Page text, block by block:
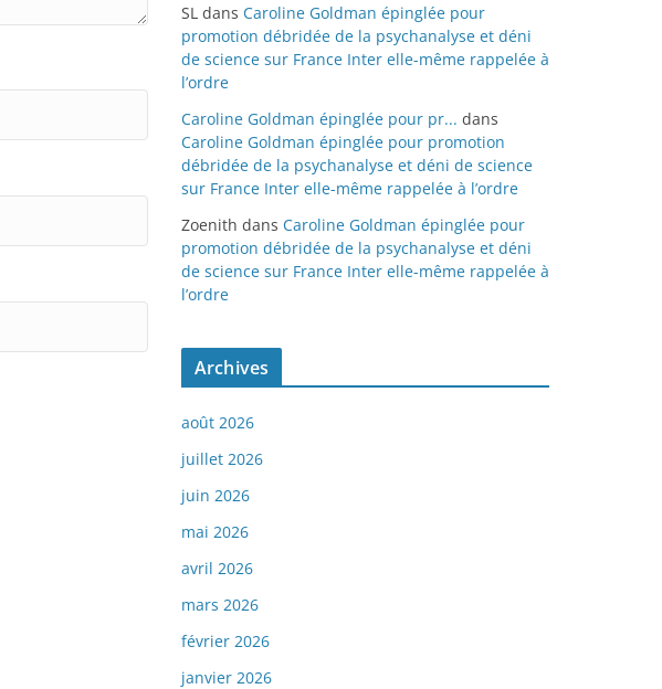
SL dans Caroline Goldman épinglée pour
promotion débridée de la psychanalyse et déni
de science sur France Inter elle-même rappelée à
l’ordre
Caroline Goldman épinglée pour pr... dans
Caroline Goldman épinglée pour promotion
débridée de la psychanalyse et déni de science
sur France Inter elle-même rappelée à l’ordre
Zoenith dans Caroline Goldman épinglée pour
promotion débridée de la psychanalyse et déni
de science sur France Inter elle-même rappelée à
l’ordre
Archives
août 2026
juillet 2026
juin 2026
mai 2026
avril 2026
mars 2026
février 2026
janvier 2026